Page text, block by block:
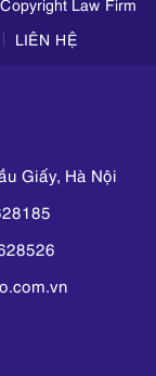
LIÊN HỆ
Giấy, Hà Nội